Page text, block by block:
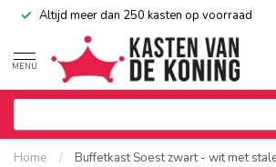
Altijd meer dan 250 kasten op voorraad
MENU
Home / Buffetkast Soest zwart - wit met